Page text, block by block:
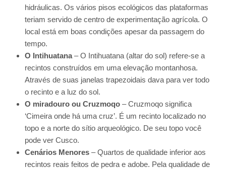
hidráulicas. Os vários pisos ecológicos das plataformas
teriam servido de centro de experimentação agrícola. O
local está em boas condições apesar da passagem do
tempo.
O Intihuatana– O Intihuatana (altar do sol) refere-se a
recintos construídos em uma elevação montanhosa.
Através de suas janelas trapezoidais dava para ver todo
o recinto e a luz do sol.
O miradouro ou Cruzmoqo– Cruzmoqo significa
‘Cimeira onde há uma cruz’. É um recinto localizado no
topo e a norte do sítio arqueológico. De seu topo você
pode ver Cusco.
Cenários Menores– Quartos de qualidade inferior aos
recintos reais feitos de pedra e adobe. Pela qualidade de